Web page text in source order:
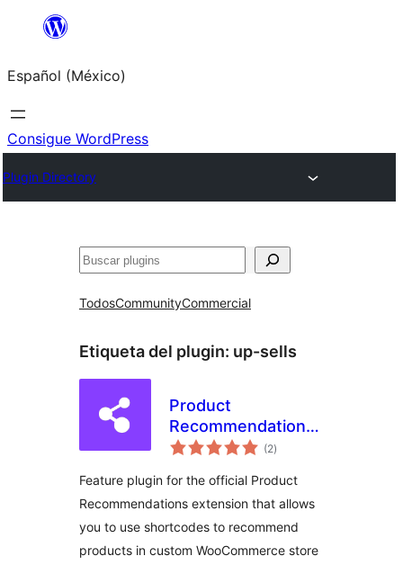
Saltar
contenido
Español (México)
Consigue WordPress
Plugin Directory
Buscar
TodosCommunityCommercial
Etiqueta del plugin: up-sells
Product
Recommendations
– Custom Locations
(2total
de
)
Feature plugin for the official Product
Recommendations extension that allows
you to use shortcodes to recommend
products in custom WooCommerce store